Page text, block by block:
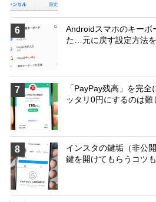
6
Androidスマホのキーボ
た…元に戻す設定方法
7
「PayPay残高」を完
ッタリ0円にするのは難
8
インスタの鍵垢（非公
鍵を開けてもらうコツ